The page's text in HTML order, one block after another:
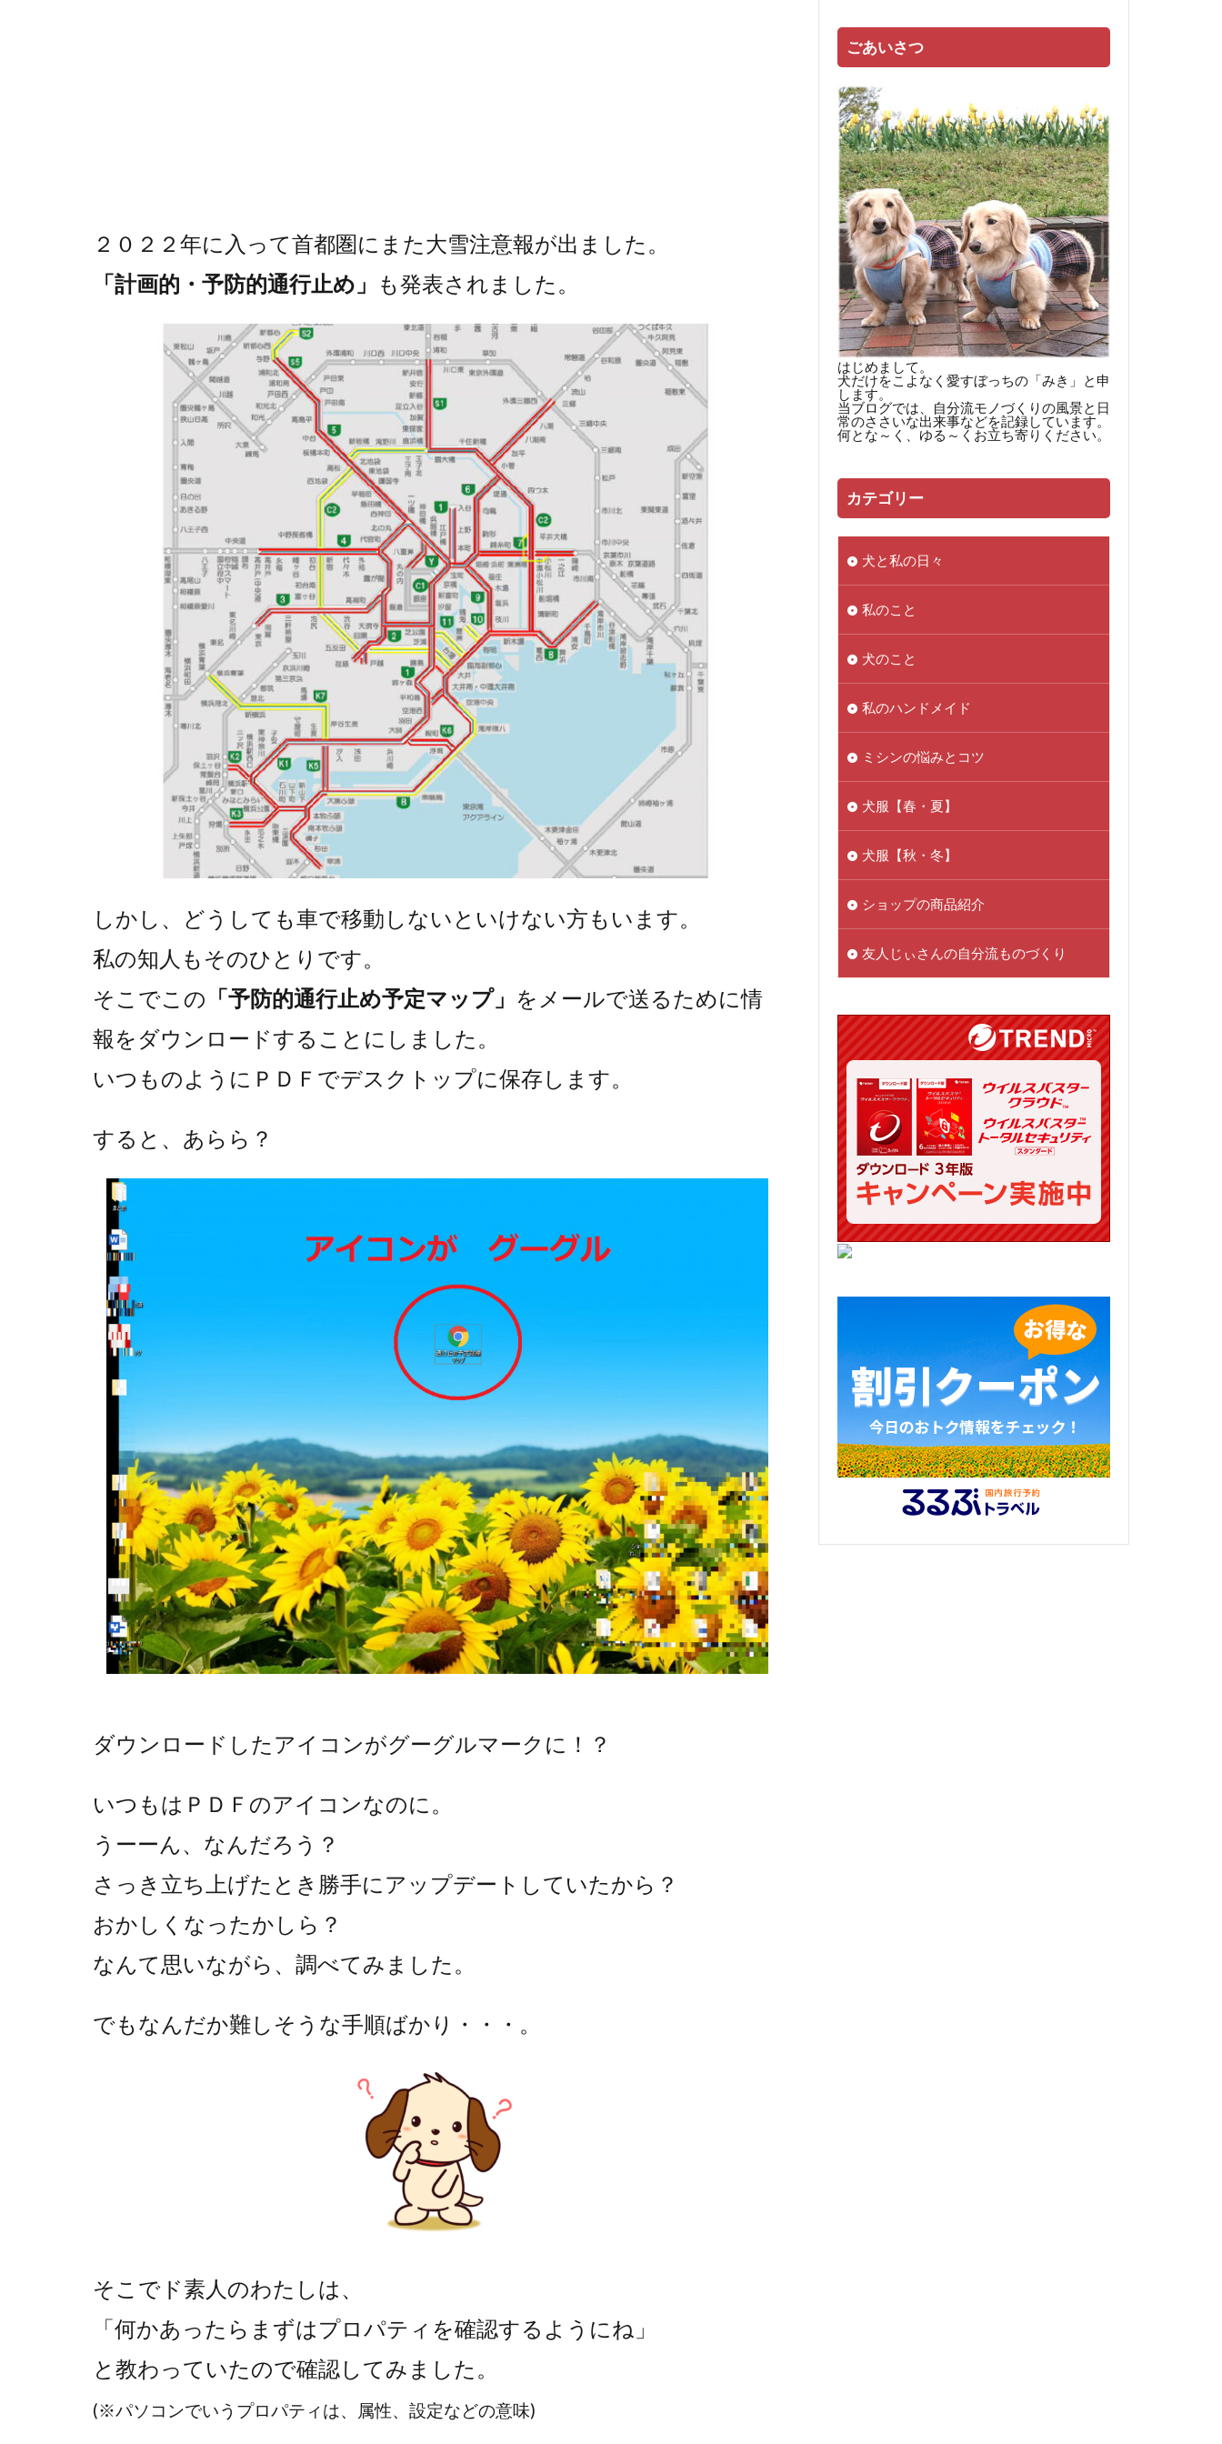
２０２２年に入って首都圏にまた大雪注意報が出ました。
「計画的・予防的通行止め」 も発表されました。
しかし、どうしても車で移動しないといけない方もいます。
私の知人もそのひとりです。
そこでこの 「予防的通行止め予定マップ」 をメールで送るために情
報をダウンロードすることにしました。
いつものようにＰＤＦでデスクトップに保存します。
すると、あらら？
ダウンロードしたアイコンがグーグルマークに！？
いつもはＰＤＦのアイコンなのに。
うーーん、なんだろう？
さっき立ち上げたとき勝手にアップデートしていたから？
おかしくなったかしら？
なんて思いながら、調べてみました。
でもなんだか難しそうな手順ばかり・・・。
そこでド素人のわたしは、
「何かあったらまずはプロパティを確認するようにね」
と教わっていたので確認してみました。
(※パソコンでいうプロパティは、属性、設定などの意味)
ごあいさつ
はじめまして。
犬だけをこよなく愛すぼっちの「みき」と申
します。
当ブログでは、自分流モノづくりの風景と日
常のささいな出来事などを記録しています。
何とな～く、ゆる～くお立ち寄りください。
カテゴリー
犬と私の日々
私のこと
犬のこと
私のハンドメイド
ミシンの悩みとコツ
犬服【春・夏】
犬服【秋・冬】
ショップの商品紹介
友人じぃさんの自分流ものづくり